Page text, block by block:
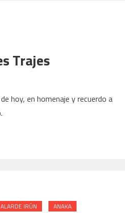
Trajes
hoy, en homenaje y recuerdo a
ALARDE IRÚN ANAKA